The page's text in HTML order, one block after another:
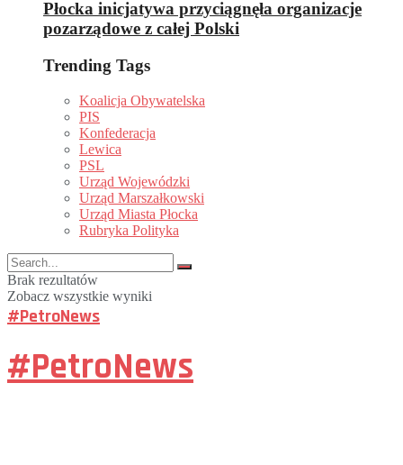
Płocka inicjatywa przyciągnęła organizacje
pozarządowe z całej Polski
Trending Tags
Koalicja Obywatelska
PIS
Konfederacja
Lewica
PSL
Urząd Wojewódzki
Urząd Marszałkowski
Urząd Miasta Płocka
Rubryka Polityka
Brak rezultatów
Zobacz wszystkie wyniki
#PetroNews
#PetroNews